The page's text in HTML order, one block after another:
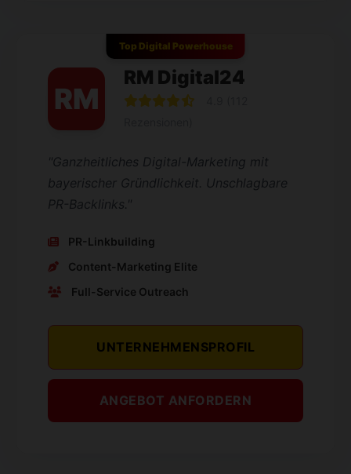
Top Digital Powerhouse
RM
RM Digital24
"Ganzheitliches Digital-Marketing mit
bayerischer Gründlichkeit. Unschlagbare
PR-Backlinks."
PR-Linkbuilding
Content-Marketing Elite
Full-Service Outreach
UNTERNEHMENSPROFIL
ANGEBOT ANFORDERN